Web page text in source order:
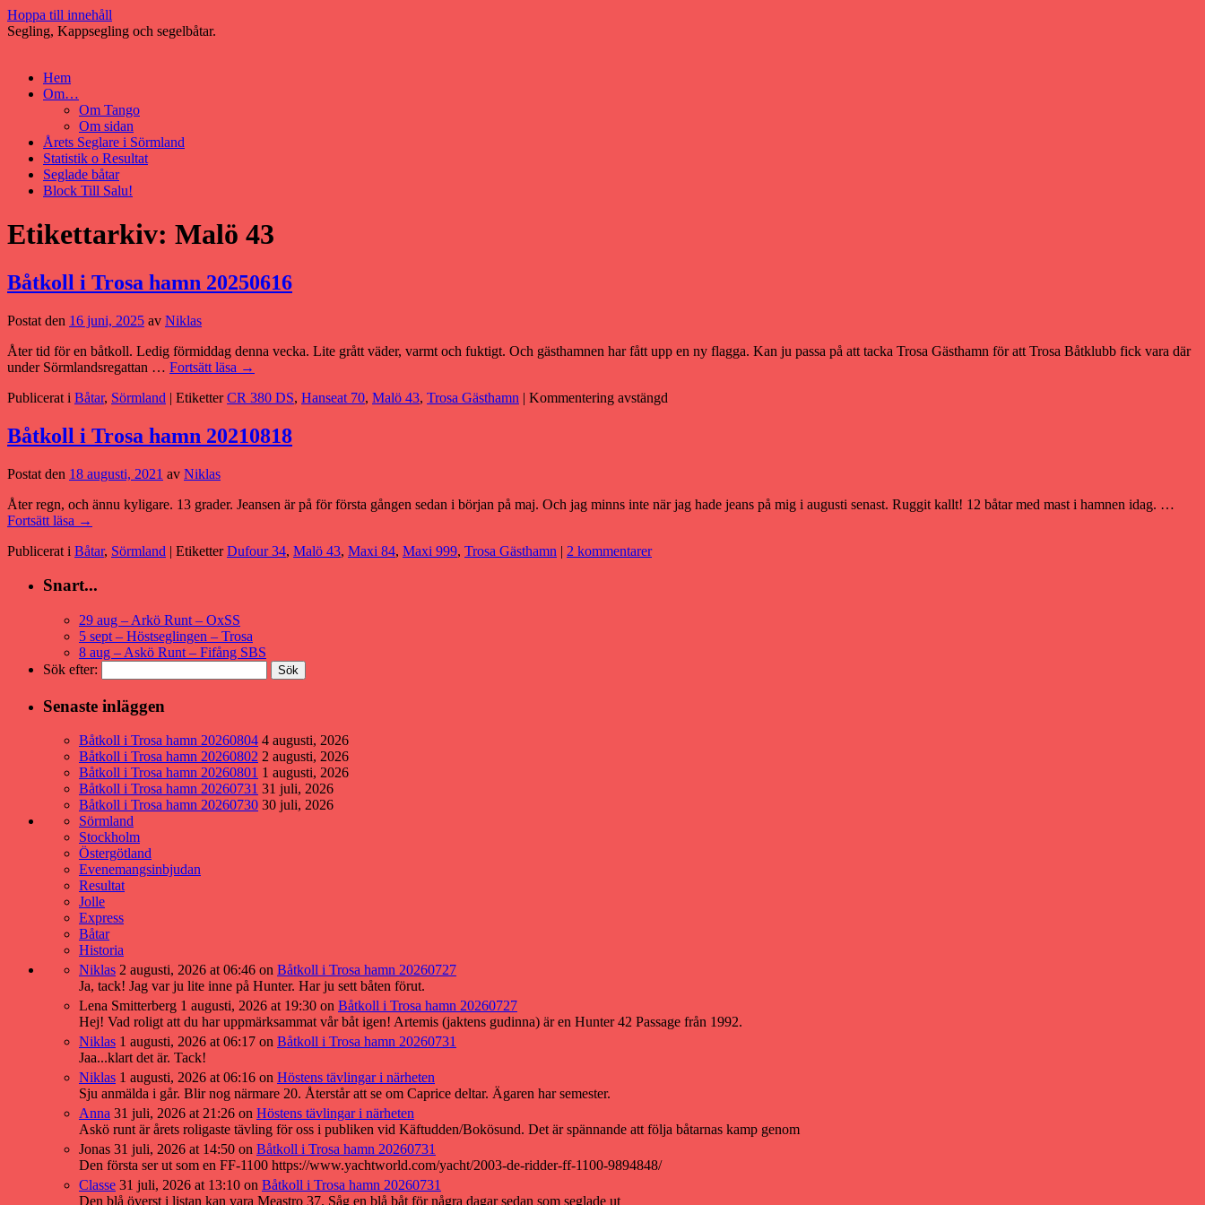
Hoppa till innehåll
Segling, Kappsegling och segelbåtar.
Hem
Om…
Om Tango
Om sidan
Årets Seglare i Sörmland
Statistik o Resultat
Seglade båtar
Block Till Salu!
Etikettarkiv: Malö 43
Båtkoll i Trosa hamn 20250616
Postat den 16 juni, 2025 av Niklas
Åter tid för en båtkoll. Ledig förmiddag denna vecka. Lite grått väder, varmt och fuktigt. Och gästhamnen har fått upp en ny flagga. Kan ju passa på att tacka Trosa Gästhamn för att Trosa Båtklubb fick vara där
under Sörmlandsregattan … Fortsätt läsa →
Publicerat i Båtar, Sörmland | Etiketter CR 380 DS, Hanseat 70, Malö 43, Trosa Gästhamn | Kommentering avstängd
Båtkoll i Trosa hamn 20210818
Postat den 18 augusti, 2021 av Niklas
Åter regn, och ännu kyligare. 13 grader. Jeansen är på för första gången sedan i början på maj. Och jag minns inte när jag hade jeans på mig i augusti senast. Ruggit kallt! 12 båtar med mast i hamnen idag. …
Fortsätt läsa →
Publicerat i Båtar, Sörmland | Etiketter Dufour 34, Malö 43, Maxi 84, Maxi 999, Trosa Gästhamn | 2 kommentarer
Snart...
29 aug – Arkö Runt – OxSS
5 sept – Höstseglingen – Trosa
8 aug – Askö Runt – Fifång SBS
Sök efter:
Senaste inläggen
Båtkoll i Trosa hamn 20260804 4 augusti, 2026
Båtkoll i Trosa hamn 20260802 2 augusti, 2026
Båtkoll i Trosa hamn 20260801 1 augusti, 2026
Båtkoll i Trosa hamn 20260731 31 juli, 2026
Båtkoll i Trosa hamn 20260730 30 juli, 2026
Sörmland
Stockholm
Östergötland
Evenemangsinbjudan
Resultat
Jolle
Express
Båtar
Historia
Niklas 2 augusti, 2026 at 06:46 on Båtkoll i Trosa hamn 20260727
Ja, tack! Jag var ju lite inne på Hunter. Har ju sett båten förut.
Lena Smitterberg 1 augusti, 2026 at 19:30 on Båtkoll i Trosa hamn 20260727
Hej! Vad roligt att du har uppmärksammat vår båt igen! Artemis (jaktens gudinna) är en Hunter 42 Passage från 1992.
Niklas 1 augusti, 2026 at 06:17 on Båtkoll i Trosa hamn 20260731
Jaa...klart det är. Tack!
Niklas 1 augusti, 2026 at 06:16 on Höstens tävlingar i närheten
Sju anmälda i går. Blir nog närmare 20. Återstår att se om Caprice deltar. Ägaren har semester.
Anna 31 juli, 2026 at 21:26 on Höstens tävlingar i närheten
Askö runt är årets roligaste tävling för oss i publiken vid Käftudden/Bokösund. Det är spännande att följa båtarnas kamp genom
Jonas 31 juli, 2026 at 14:50 on Båtkoll i Trosa hamn 20260731
Den första ser ut som en FF-1100 https://www.yachtworld.com/yacht/2003-de-ridder-ff-1100-9894848/
Classe 31 juli, 2026 at 13:10 on Båtkoll i Trosa hamn 20260731
Den blå överst i listan kan vara Meastro 37. Såg en blå båt för några dagar sedan som seglade ut